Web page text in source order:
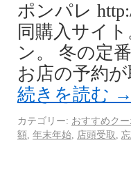
ポンパレ
同購入サイ
ン。 冬の定
お店の予約
続きを読む →
カテゴリー: おすすめク
額 年末年始 店頭受取